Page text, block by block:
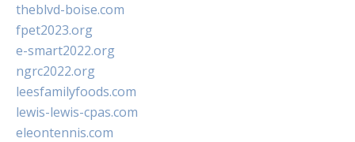
theblvd-boise.com
fpet2023.org
e-smart2022.org
ngrc2022.org
leesfamilyfoods.com
lewis-lewis-cpas.com
eleontennis.com